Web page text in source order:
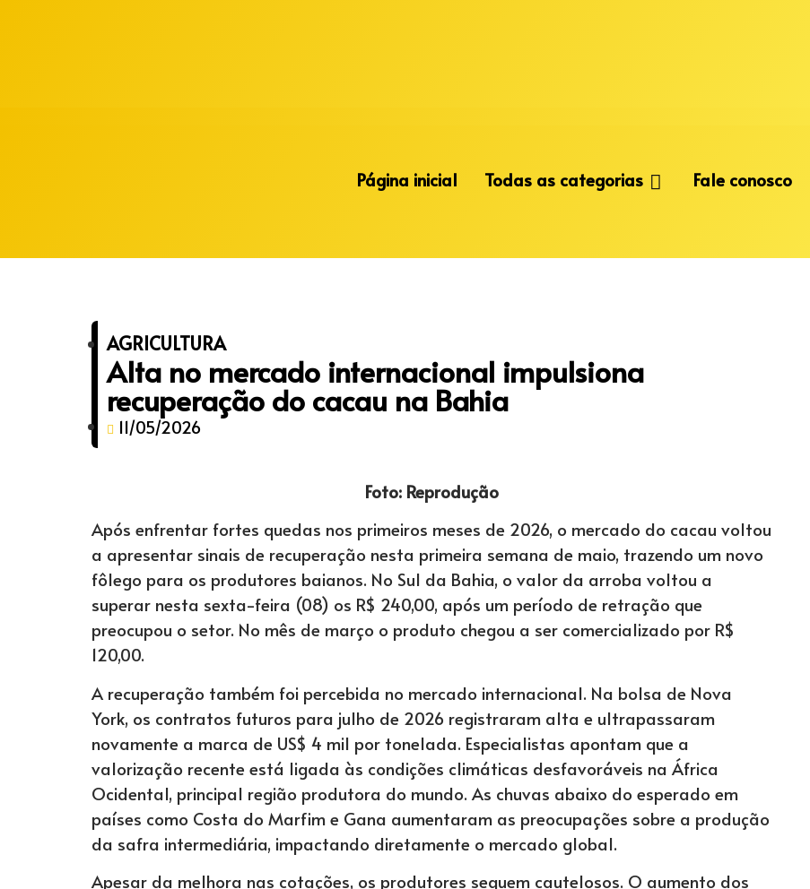
Página inicial Todas as categorias Fale conosco
AGRICULTURA
Alta no mercado internacional impulsiona
recuperação do cacau na Bahia
11/05/2026
Foto: Reprodução
Após enfrentar fortes quedas nos primeiros meses de 2026, o mercado do cacau voltou
a apresentar sinais de recuperação nesta primeira semana de maio, trazendo um novo
fôlego para os produtores baianos. No Sul da Bahia, o valor da arroba voltou a
superar nesta sexta-feira (08) os R$ 240,00, após um período de retração que
preocupou o setor. No mês de março o produto chegou a ser comercializado por R$
120,00.
A recuperação também foi percebida no mercado internacional. Na bolsa de Nova
York, os contratos futuros para julho de 2026 registraram alta e ultrapassaram
novamente a marca de US$ 4 mil por tonelada. Especialistas apontam que a
valorização recente está ligada às condições climáticas desfavoráveis na África
Ocidental, principal região produtora do mundo. As chuvas abaixo do esperado em
países como Costa do Marfim e Gana aumentaram as preocupações sobre a produção
da safra intermediária, impactando diretamente o mercado global.
Apesar da melhora nas cotações, os produtores seguem cautelosos. O aumento dos